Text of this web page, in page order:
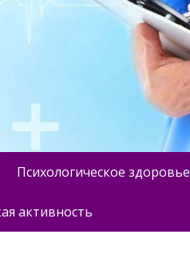
Психологическое здоровье
активность